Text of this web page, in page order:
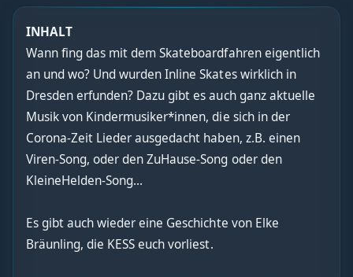
INHALT
Wann fing das mit dem Skateboardfahren eigentlich
an und wo? Und wurden Inline Skates wirklich in
Dresden erfunden? Dazu gibt es auch ganz aktuelle
Musik von Kindermusiker*innen, die sich in der
Corona-Zeit Lieder ausgedacht haben, z.B. einen
Viren-Song, oder den ZuHause-Song oder den
KleineHelden-Song...
Es gibt auch wieder eine Geschichte von Elke
Bräunling, die KESS euch vorliest.